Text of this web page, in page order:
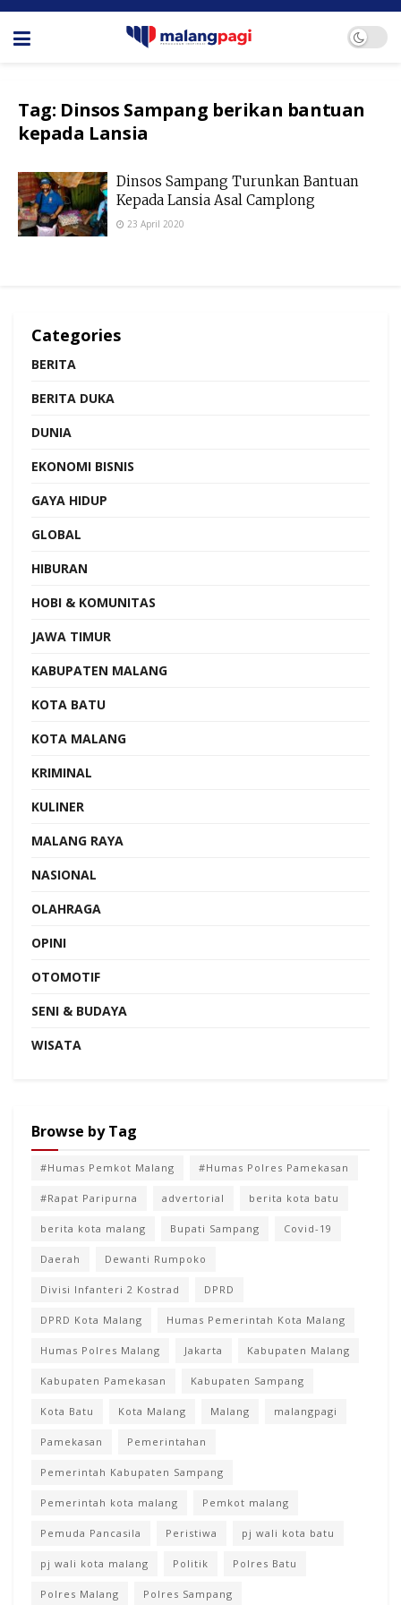
Tag: Dinsos Sampang berikan bantuan
kepada Lansia
Dinsos Sampang Turunkan Bantuan
Kepada Lansia Asal Camplong
23 April 2020
Categories
BERITA
BERITA DUKA
DUNIA
EKONOMI BISNIS
GAYA HIDUP
GLOBAL
HIBURAN
HOBI & KOMUNITAS
JAWA TIMUR
KABUPATEN MALANG
KOTA BATU
KOTA MALANG
KRIMINAL
KULINER
MALANG RAYA
NASIONAL
OLAHRAGA
OPINI
OTOMOTIF
SENI & BUDAYA
WISATA
Browse by Tag
#Humas Pemkot Malang #Humas Polres Pamekasan
#Rapat Paripurna advertorial berita kota batu
berita kota malang Bupati Sampang Covid-19
Daerah Dewanti Rumpoko
Divisi Infanteri 2 Kostrad DPRD
DPRD Kota Malang Humas Pemerintah Kota Malang
Humas Polres Malang Jakarta Kabupaten Malang
Kabupaten Pamekasan Kabupaten Sampang
Kota Batu Kota Malang Malang malangpagi
Pamekasan Pemerintahan
Pemerintah Kabupaten Sampang
Pemerintah kota malang Pemkot malang
Pemuda Pancasila Peristiwa pj wali kota batu
pj wali kota malang Politik Polres Batu
Polres Malang Polres Sampang